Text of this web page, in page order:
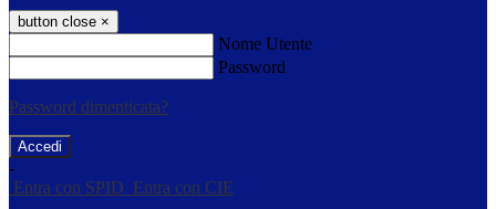
button close ×
Nome Utente
Password
Password dimenticata?
-
Entra con SPID Entra con CIE